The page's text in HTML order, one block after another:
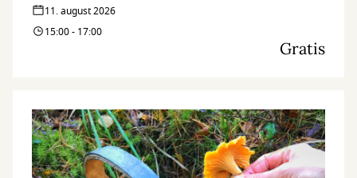
11. august 2026
15:00 - 17:00
Gratis